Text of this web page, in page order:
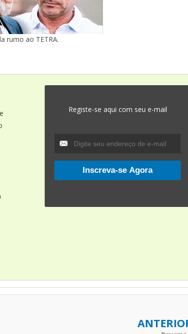
rumo ao TETRA.
Registe-se aqui com seu e-mail